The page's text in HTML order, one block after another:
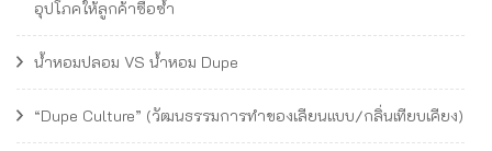
อุปโภคให้ลูกค้าซื้อซ้ำ
น้ำหอมปลอม VS น้ำหอม Dupe
“Dupe Culture” (วัฒนธรรมการทำของเลียนแบบ/กลิ่นเทียบเคียง)